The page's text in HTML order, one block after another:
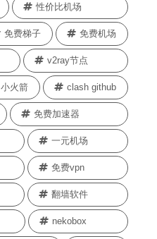
性价比机场
免费梯子 免费机场
v2ray节点
小火箭 clash github
免费加速器
一元机场
免费vpn
翻墙软件
nekobox